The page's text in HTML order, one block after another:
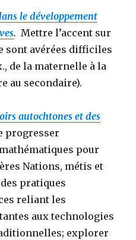
le développement
. Mettre l’accent sur
sont avérées difficiles
de la maternelle à la
au secondaire).
autochtones et des
progresser
pour
Nations, métis et
pratiques
reliant les
aux technologies
explorer